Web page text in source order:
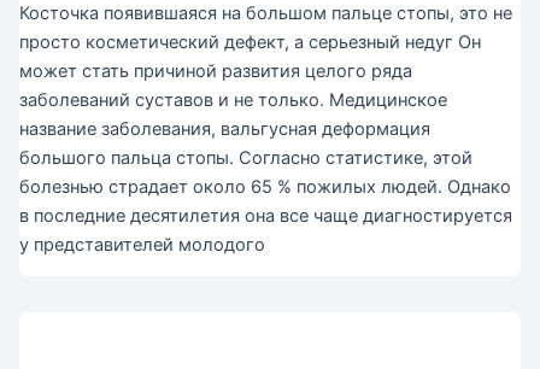
Косточка появившаяся на большом пальце стопы, это не
просто косметический дефект, а серьезный недуг Он
может стать причиной развития целого ряда
заболеваний суставов и не только. Медицинское
название заболевания, вальгусная деформация
большого пальца стопы. Согласно статистике, этой
болезнью страдает около 65 % пожилых людей. Однако
в последние десятилетия она все чаще диагностируется
у представителей молодого